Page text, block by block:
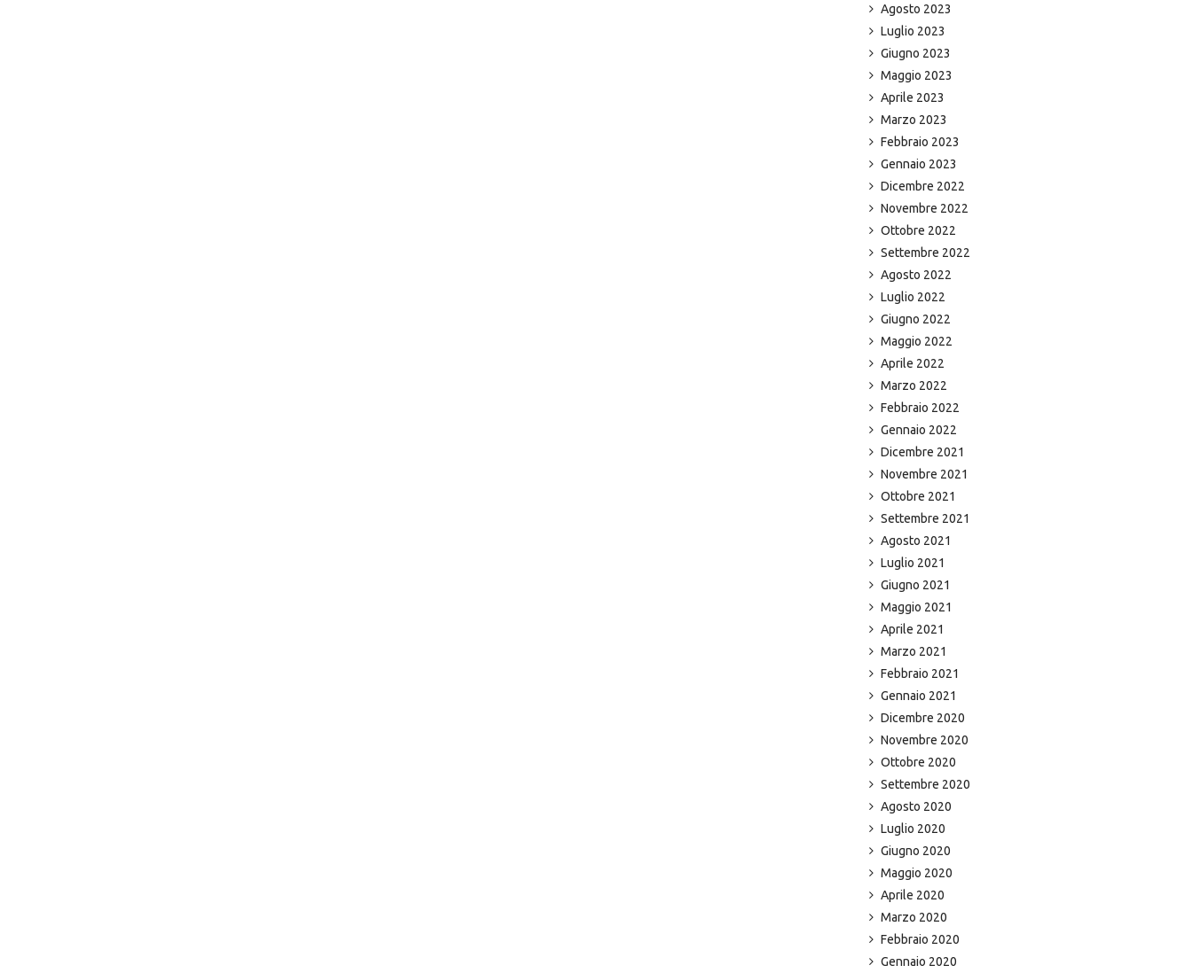
Agosto 2023
Luglio 2023
Giugno 2023
Maggio 2023
Aprile 2023
Marzo 2023
Febbraio 2023
Gennaio 2023
Dicembre 2022
Novembre 2022
Ottobre 2022
Settembre 2022
Agosto 2022
Luglio 2022
Giugno 2022
Maggio 2022
Aprile 2022
Marzo 2022
Febbraio 2022
Gennaio 2022
Dicembre 2021
Novembre 2021
Ottobre 2021
Settembre 2021
Agosto 2021
Luglio 2021
Giugno 2021
Maggio 2021
Aprile 2021
Marzo 2021
Febbraio 2021
Gennaio 2021
Dicembre 2020
Novembre 2020
Ottobre 2020
Settembre 2020
Agosto 2020
Luglio 2020
Giugno 2020
Maggio 2020
Aprile 2020
Marzo 2020
Febbraio 2020
Gennaio 2020